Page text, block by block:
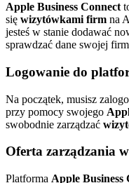
Apple Business Connect
się wizytówkami firm na
jesteś w stanie dodawać
sprawdzać dane swojej
Logowanie do
Na początek, musisz
przy pomocy swojego
swobodnie zarządzać
Oferta zarządzania
Platforma Apple Business